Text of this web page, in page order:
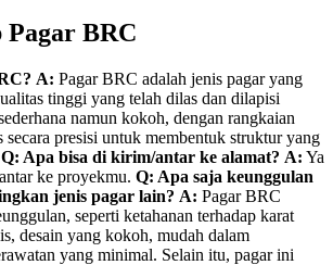
Pagar BRC
A: Pagar BRC adalah jenis pagar yang
tinggi yang telah dilas dan dilapisi
namun kokoh, dengan rangkaian
secara presisi untuk membentuk struktur yang
Q: Apa bisa di kirim/antar ke alamat? A: Ya
ke proyekmu. Q: Apa saja keunggulan
jenis pagar lain? A: Pagar BRC
seperti ketahanan terhadap karat
desain yang kokoh, mudah dalam
yang minimal. Selain itu, pagar ini